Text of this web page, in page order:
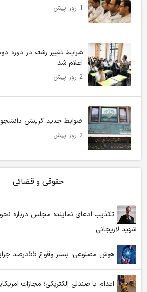
1 روز پیش
شرایط تغییر رشته در دوره
اعلام شد
2 روز پیش
ضوابط جدید گزینش
2 روز پیش
حقوقی و قضائی
تکذیب ادعای نماینده مجلس درباره
شهید لاریجانی
هوش مصنوعی، بستر وقوع 55درصد جرایم سایبری آفریقاست
اعدام با صندلی الکتریکی؛ مجازات